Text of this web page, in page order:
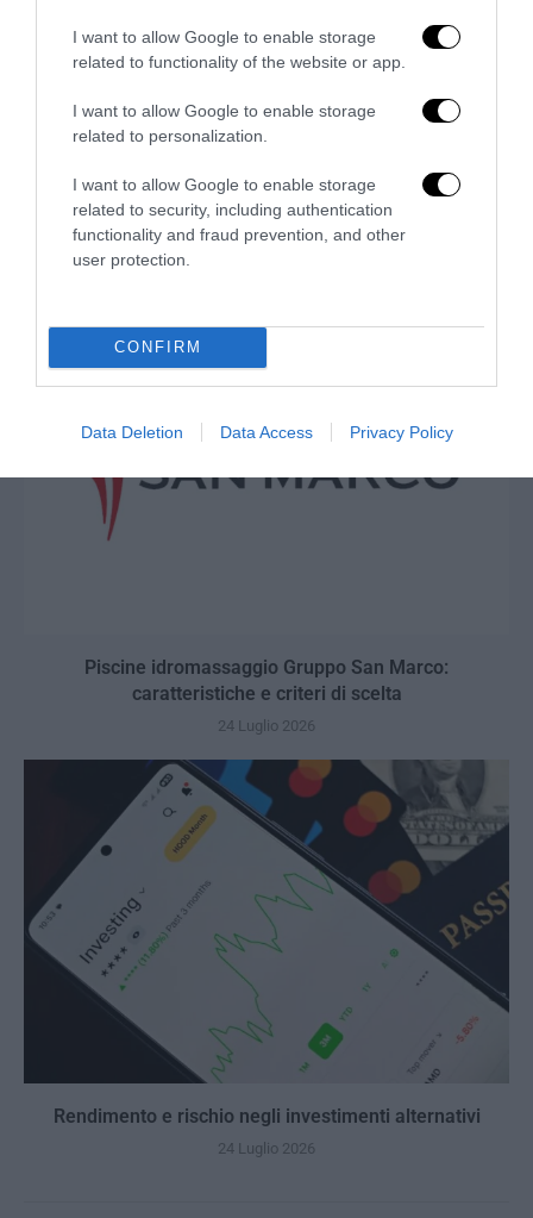
I want to allow Google to enable storage
related to functionality of the website or app.
I want to allow Google to enable storage
related to personalization.
I want to allow Google to enable storage
related to security, including authentication
functionality and fraud prevention, and other
user protection.
CONFIRM
Data Deletion Data Access Privacy Policy
Armony Floor: esperienza, organizzazione e una
proposta costruita intorno a ogni progetto
Piscine idromassaggio Gruppo San Marco:
caratteristiche e criteri di scelta
24 Luglio 2026
Rendimento e rischio negli investimenti alternativi
24 Luglio 2026